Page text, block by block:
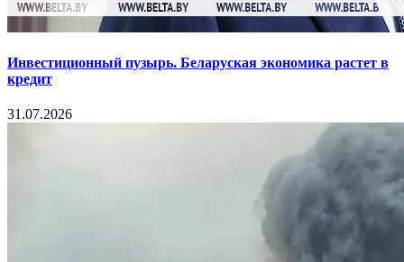
Инвестиционный пузырь. Беларуская экономика растет в
кредит
31.07.2026